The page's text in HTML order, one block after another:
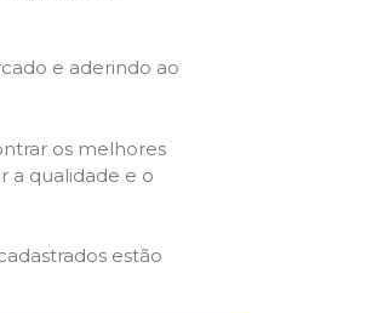
e aderindo ao
os melhores
a qualidade e o
estão